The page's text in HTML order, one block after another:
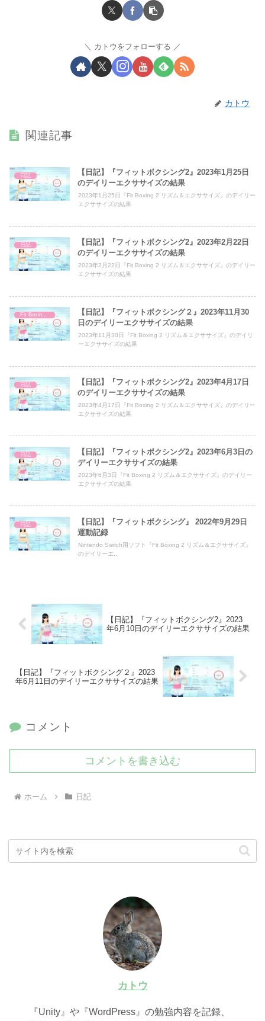
カトウをフォローする
カトウ
関連記事
日記
【日記】『フィットボクシング2』2023年1月25日
のデイリーエクササイズの結果
2023年1月25日『Fit Boxing 2 リズム＆エクササイズ』のデイリー
エクササイズの結果
日記
【日記】『フィットボクシング2』2023年2月22日
のデイリーエクササイズの結果
2023年2月22日『Fit Boxing 2 リズム＆エクササイズ』のデイリー
エクササイズの結果
Fit Boxing 2
【日記】『フィットボクシング２』2023年11月30
日のデイリーエクササイズの結果
2023年11月30日『Fit Boxing 2 リズム＆エクササイズ』のデイリ
ーエクササイズの結果
日記
【日記】『フィットボクシング2』2023年4月17日
のデイリーエクササイズの結果
2023年4月17日『Fit Boxing 2 リズム＆エクササイズ』のデイリー
エクササイズの結果
日記
【日記】『フィットボクシング2』2023年6月3日の
デイリーエクササイズの結果
2023年6月3日『Fit Boxing 2 リズム＆エクササイズ』のデイリー
エクササイズの結果
日記
【日記】『フィットボクシング』 2022年9月29日
運動記録
Nintendo Switch用ソフト『Fit Boxing 2 リズム＆エクササイズ』
のデイリーエ...
【日記】『フィットボクシング2』2023
年6月10日のデイリーエクササイズの結果
【日記】『フィットボクシング２』2023
年6月11日のデイリーエクササイズの結果
コメント
コメントを書き込む
ホーム 日記
カトウ
『Unity』や『WordPress』の勉強内容を記録、